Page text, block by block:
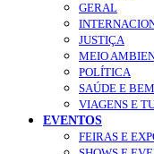
GERAL
JUSTIÇA
MEIO
POLÍTICA
SAÚDE E
VIAGENS E
EVENTOS
FEIRAS E